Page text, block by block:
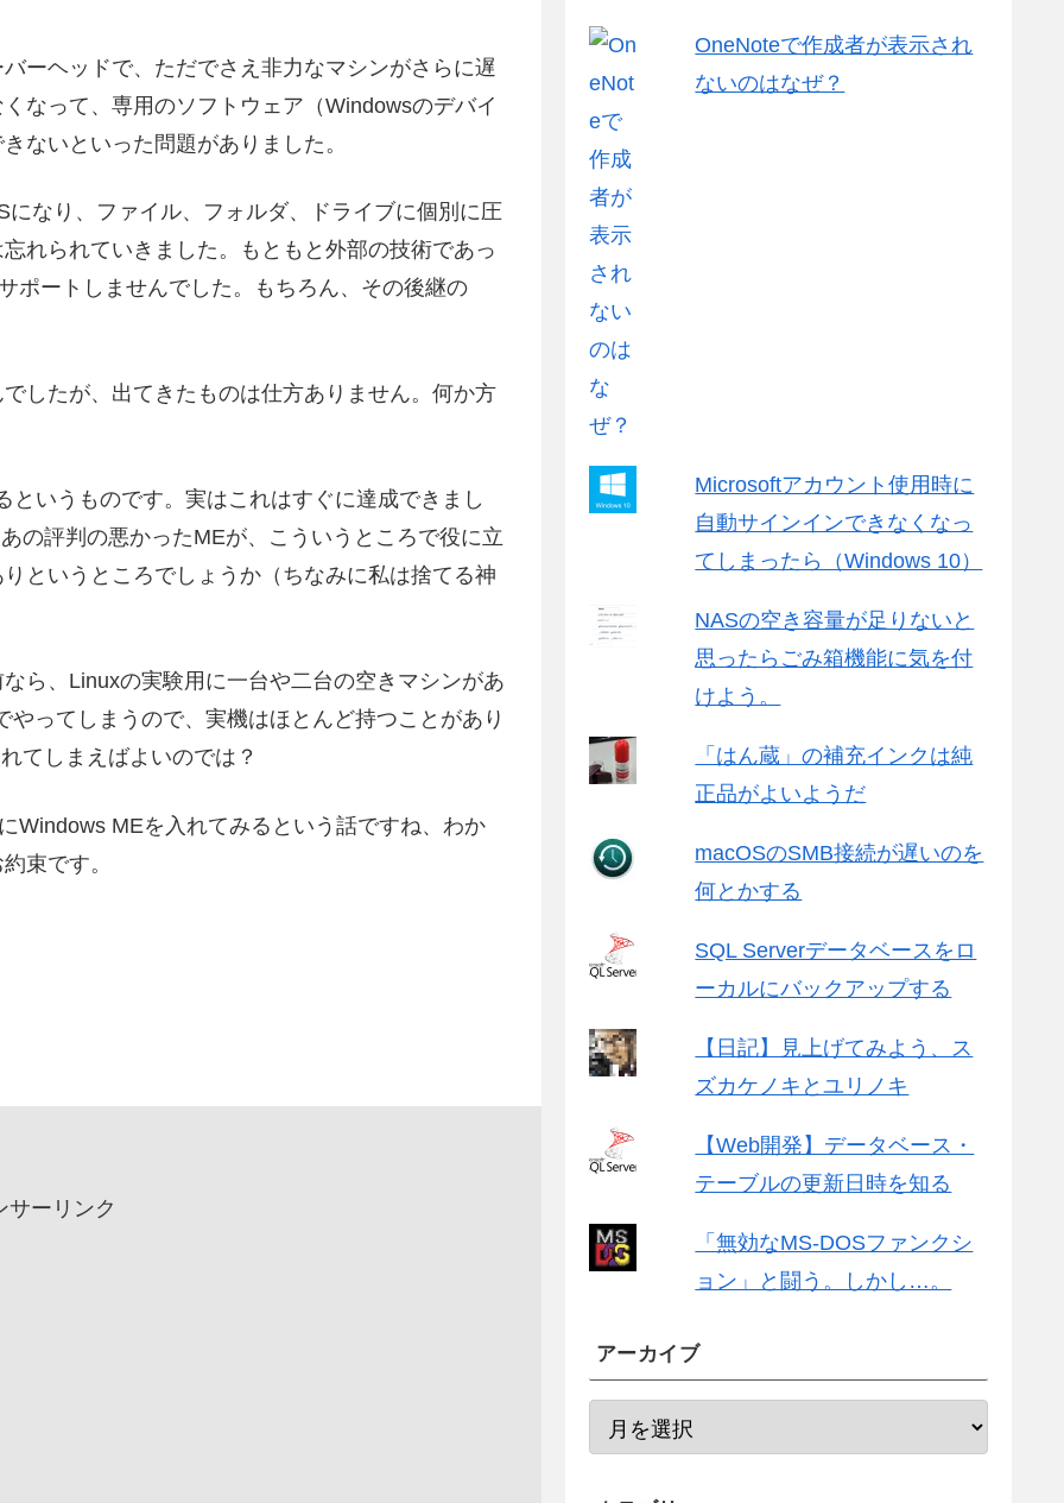
ーヘッドで、ただでさえ非力なマシンがさらに遅
なって、専用のソフトウェア（Windowsのデバイ
ないといった問題がありました。
なり、ファイル、フォルダ、ドライブに個別に圧
れられていきました。もともと外部の技術であっ
ポートしませんでした。もちろん、その後継の
したが、出てきたものは仕方ありません。何か方
いうものです。実はこれはすぐに達成できまし
の評判の悪かったMEが、こういうところで役に立
というところでしょうか（ちなみに私は捨てる神
ら、Linuxの実験用に一台や二台の空きマシンがあ
ってしまうので、実機はほとんど持つことがあり
てしまえばよいのでは？
Windows MEを入れてみるという話ですね、わか
束です。
サーリンク
OneNoteで作成者が表示され
ないのはなぜ？
Microsoftアカウント使用時に
自動サインインできなくなっ
てしまったら（Windows 10）
NASの空き容量が足りないと
思ったらごみ箱機能に気を付
けよう。
「はん蔵」の補充インクは純
正品がよいようだ
macOSのSMB接続が遅いのを
何とかする
SQL Serverデータベースをロ
ーカルにバックアップする
【日記】見上げてみよう、ス
ズカケノキとユリノキ
【Web開発】データベース・
テーブルの更新日時を知る
「無効なMS-DOSファンクシ
ョン」と闘う。しかし…。
アーカイブ